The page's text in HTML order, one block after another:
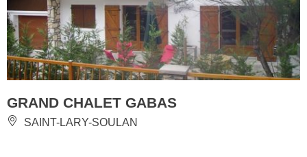
GRAND CHALET GABAS
SAINT-LARY-SOULAN